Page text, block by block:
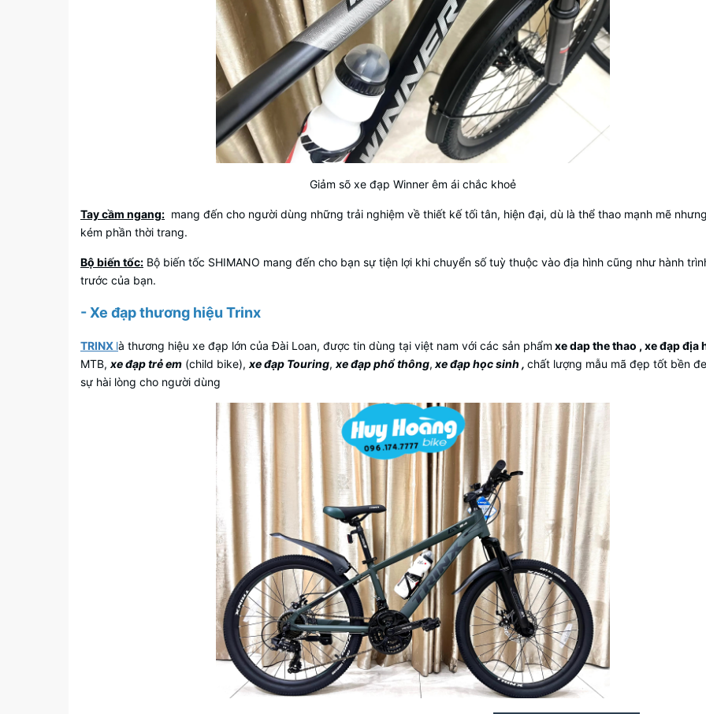
Giảm sõ xe đạp Winner êm ái chắc khoẻ
Tay cầm ngang: mang đến cho người dùng những trải nghiệm về thiết kế tối tân, hiện đại, dù là thể thao mạnh mẽ
kém phần thời trang.
Bộ biến tốc: Bộ biến tốc SHIMANO mang đến cho bạn sự tiện lợi khi chuyển số tuỳ thuộc vào địa hình cũng như hành
trước của bạn.
- Xe đạp thương hiệu Trinx
TRINX là thương hiệu xe đạp lớn của Đài Loan, được tin dùng tại việt nam với các sản phẩm xe dap the thao , xe đạp địa
MTB, xe đạp trẻ em (child bike), xe đạp Touring, xe đạp phổ thông, xe đạp học sinh , chất lượng mẫu mã đẹp tốt bền
sự hài lòng cho người dùng